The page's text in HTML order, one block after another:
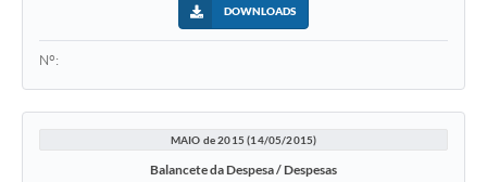
DOWNLOADS
Nº:
MAIO de 2015 (14/05/2015)
Balancete da Despesa / Despesas